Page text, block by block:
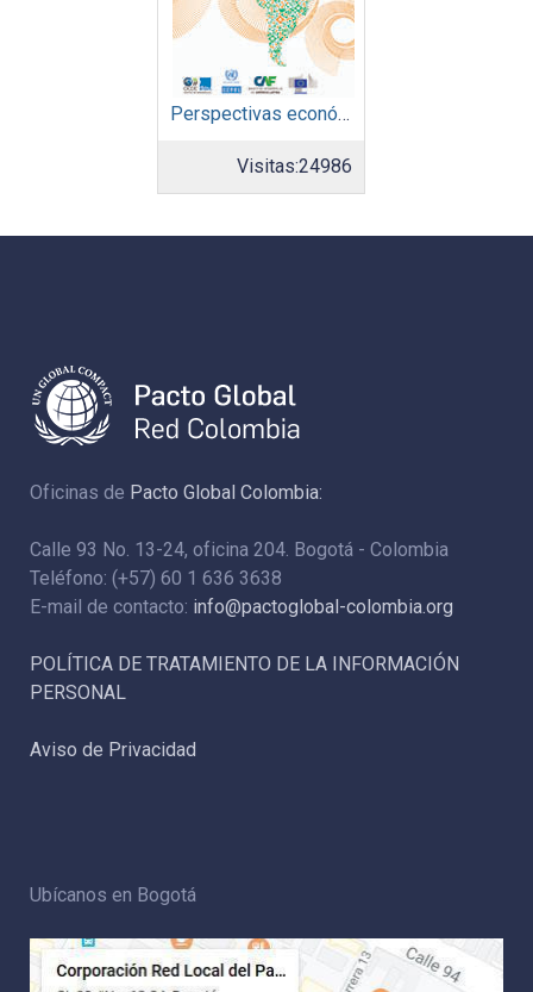
Perspectivas económicas de América Latina 2021: avanzando juntos hacia una mejor recuperación. Resumen
Visitas:24986
Oficinas de Pacto Global Colombia:
Calle 93 No. 13-24, oficina 204. Bogotá - Colombia
Teléfono: (+57) 60 1 636 3638
E-mail de contacto: info@pactoglobal-colombia.org
POLÍTICA DE TRATAMIENTO DE LA INFORMACIÓN
PERSONAL
Aviso de Privacidad
Ubícanos en Bogotá